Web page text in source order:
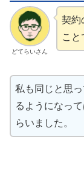
どてらいさん
契約
こと
私も同じと思
るようになっ
らいました。